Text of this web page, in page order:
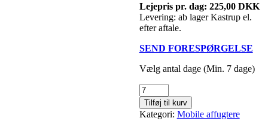
Lejepris pr. dag: 225,00 DKK
Levering: ab lager Kastrup el.
efter aftale.
SEND FORESPØRGELSE
Vælg antal dage (Min. 7 dage)
Affugter
CDT
60
(Leje)
Tilføj til kurv
Kategori: Mobile affugtere